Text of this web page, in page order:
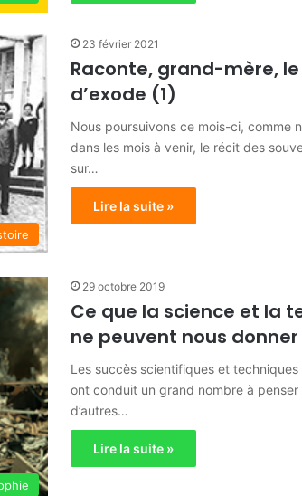
23 février 2021
Raconte, grand-mère,
d’exode (1)
Nous poursuivons ce mois-ci, comme
dans les mois à venir, le récit des
sur…
Lire la suite »
29 octobre 2019
Ce que la science et la
ne peuvent nous donner
Les succès scientifiques et techniques
ont conduit un grand nombre à penser
d’autres…
Lire la suite »